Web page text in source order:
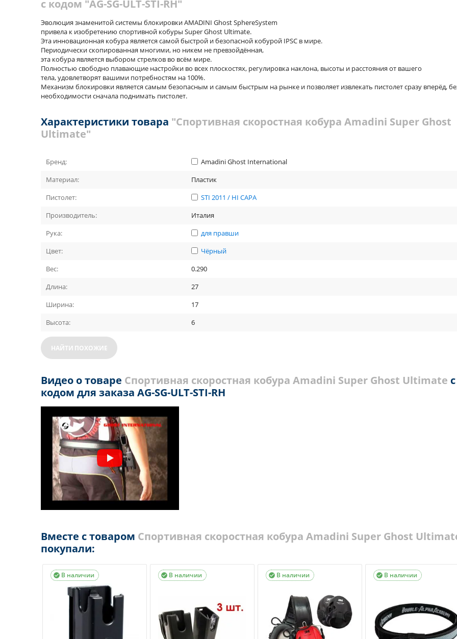
с кодом "AG-SG-ULT-STI-RH"
Эволюция знаменитой системы блокировки AMADINI Ghost SphereSystem
привела к изобретению спортивной кобуры Super Ghost Ultimate.
Эта инновационная кобура является самой быстрой и безопасной кобурой IPSC в мире.
Периодически скопированная многими, но никем не превзойдённая,
эта кобура является выбором стрелков во всём мире.
Полностью свободно плавающие настройки во всех плоскостях, регулировка наклона, высоты и расстояния от вашего
тела, удовлетворят вашими потребностям на 100%.
Механизм блокировки является самым безопасным и самым быстрым на рынке и позволяет извлекать пистолет сразу вперёд,
необходимости сначала поднимать пистолет.
Характеристики товара "Спортивная скоростная кобура Amadini Super Ghost
Ultimate"
Бренд:
Amadini Ghost International
Материал:
Пластик
Пистолет:
STI 2011 / HI CAPA
Производитель:
Италия
Рука:
для правши
Цвет:
Чёрный
Вес:
0.290
Длина:
27
Ширина:
17
Высота:
6
НАЙТИ ПОХОЖИЕ
Видео о товаре Спортивная скоростная кобура Amadini Super Ghost Ultimate с
кодом для заказа AG-SG-ULT-STI-RH
Вместе с товаром Спортивная скоростная кобура Amadini Super Ghost
покупали:
В наличии
 В наличии
 В наличии
 В наличии
